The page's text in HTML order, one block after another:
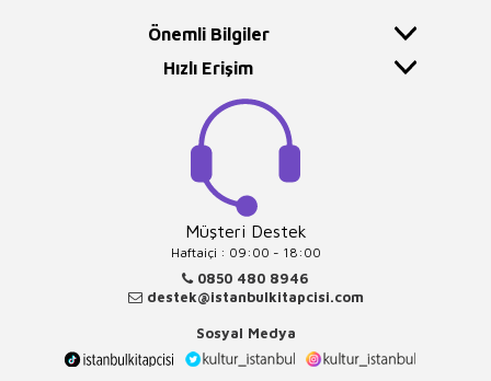
Önemli Bilgiler
Hızlı Erişim
Müşteri Destek
Haftaiçi : 09:00 - 18:00
0850 480 8946
destek@istanbulkitapcisi.com
Sosyal Medya